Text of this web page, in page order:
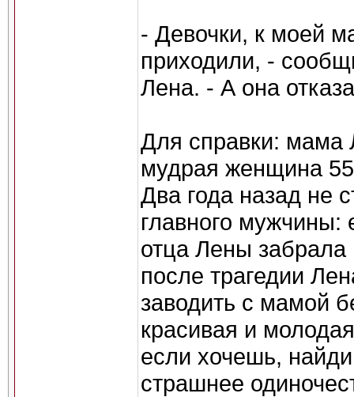
- Девочки, к моей
приходили, -
Лена. - А она
Для справки: мама
мудрая женщина
Два года назад не
главного мужчины:
отца Лены забрала
после трагедии
заводить с мамой
красивая и
если хочешь,
страшнее